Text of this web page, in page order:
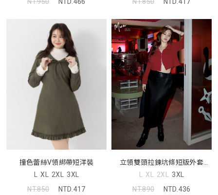
撞色蕾絲V領綁帶短洋裝
L XL 2XL 3XL
NT.850
NTD.417
立領雙頭拉鍊坑條短版外套
MUA
L XL 2XL 3XL
NT.890
NTD.436